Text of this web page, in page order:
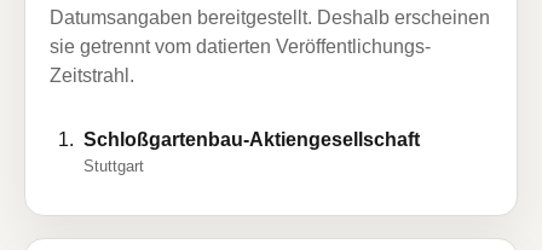
Datumsangaben bereitgestellt. Deshalb erscheinen
sie getrennt vom datierten Veröffentlichungs-
Zeitstrahl.
Schloßgartenbau-Aktiengesellschaft
Stuttgart